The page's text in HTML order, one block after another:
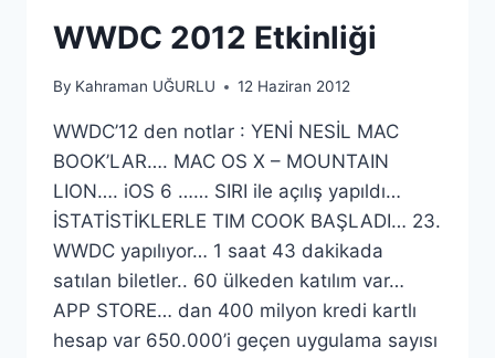
WWDC 2012 Etkinliği
By Kahraman UĞURLU 12 Haziran 2012
WWDC’12 den notlar : YENİ NESİL MAC
BOOK’LAR…. MAC OS X – MOUNTAIN
LION…. iOS 6 …… SIRI ile açılış yapıldı…
İSTATİSTİKLERLE TIM COOK BAŞLADI… 23.
WWDC yapılıyor… 1 saat 43 dakikada
satılan biletler.. 60 ülkeden katılım var…
APP STORE… dan 400 milyon kredi kartlı
hesap var 650.000’i geçen uygulama sayısı